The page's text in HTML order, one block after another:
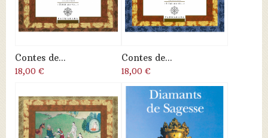
Contes de...
18,00 €
Contes de...
18,00 €